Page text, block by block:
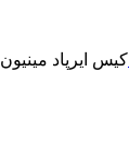
کیس ایرپاد مینیون